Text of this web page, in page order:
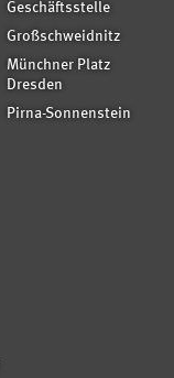
Geschäftsstelle
Großschweidnitz
Münchner Platz
Dresden
Pirna-Sonnenstein